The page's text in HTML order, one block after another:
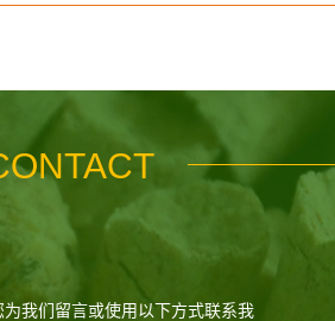
我们留言或使用以下方式联系我